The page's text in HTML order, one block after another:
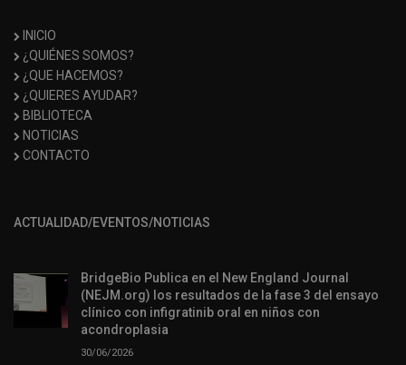
INICIO
¿QUIÉNES SOMOS?
¿QUE HACEMOS?
¿QUIERES AYUDAR?
BIBLIOTECA
NOTICIAS
CONTACTO
ACTUALIDAD/EVENTOS/NOTICIAS
BridgeBio Publica en el New England Journal
(NEJM.org) los resultados de la fase 3 del ensayo
clínico con infigratinib oral en niños con
acondroplasia
30/06/2026